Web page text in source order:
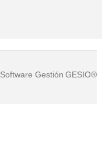
Software Gestión GESIO®